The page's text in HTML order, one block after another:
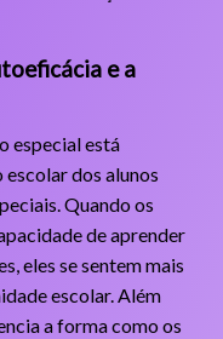
e a
especial está
dos alunos
Quando os
de aprender
eles se sentem mais
escolar. Além
a forma como os